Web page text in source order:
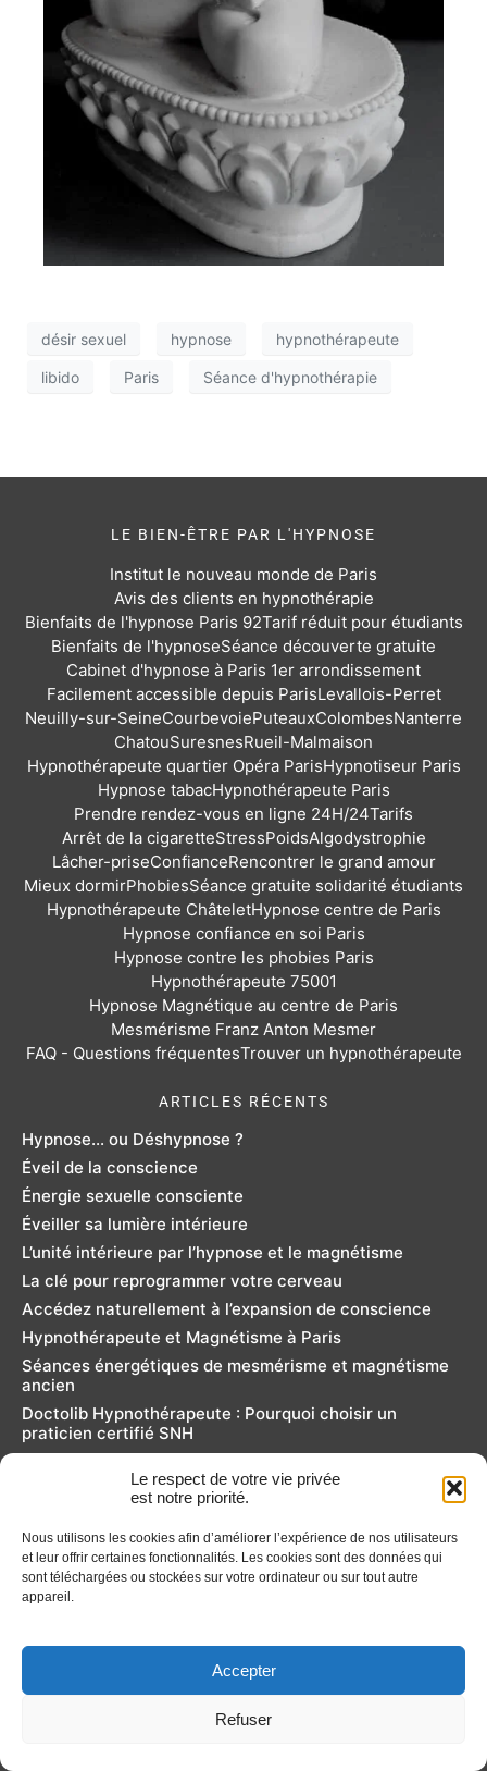
Le respect de votre vie privée
est notre priorité.
Nous utilisons les cookies afin d’améliorer l’expérience de nos utilisateurs
et leur offrir certaines fonctionnalités. Les cookies sont des données qui
sont téléchargées ou stockées sur votre ordinateur ou sur tout autre
appareil.
Accepter
Refuser
désir sexuel hypnose hypnothérapeute
libido Paris Séance d'hypnothérapie
LE BIEN-ÊTRE PAR L'HYPNOSE
Institut le nouveau monde de Paris
Avis des clients en hypnothérapie
Bienfaits de l'hypnose Paris 92Tarif réduit pour étudiants
Bienfaits de l'hypnoseSéance découverte gratuite
Cabinet d'hypnose à Paris 1er arrondissement
Facilement accessible depuis ParisLevallois-Perret
Neuilly-sur-SeineCourbevoiePuteauxColombesNanterre
ChatouSuresnesRueil-Malmaison
Hypnothérapeute quartier Opéra ParisHypnotiseur Paris
Hypnose tabacHypnothérapeute Paris
Prendre rendez-vous en ligne 24H/24Tarifs
Arrêt de la cigaretteStressPoidsAlgodystrophie
Lâcher-priseConfianceRencontrer le grand amour
Mieux dormirPhobiesSéance gratuite solidarité étudiants
Hypnothérapeute ChâteletHypnose centre de Paris
Hypnose confiance en soi Paris
Hypnose contre les phobies Paris
Hypnothérapeute 75001
Hypnose Magnétique au centre de Paris
Mesmérisme Franz Anton Mesmer
FAQ - Questions fréquentesTrouver un hypnothérapeute
ARTICLES RÉCENTS
Hypnose... ou Déshypnose ?
Éveil de la conscience
Énergie sexuelle consciente
Éveiller sa lumière intérieure
L’unité intérieure par l’hypnose et le magnétisme
La clé pour reprogrammer votre cerveau
Accédez naturellement à l’expansion de conscience
Hypnothérapeute et Magnétisme à Paris
Séances énergétiques de mesmérisme et magnétisme
ancien
Doctolib Hypnothérapeute : Pourquoi choisir un
praticien certifié SNH
faire le tri avec l’hypnothérapie Paris
L'Hypnose Magnétique : Un accès à des niveaux de
conscience plus élevés
Comment notre mental façonne nos décisions
Théorie Polyvagale : Une clé de l'hypnose non verbale
Développez votre Intelligence Émotionnelle en Hypnose
Hypnose et Magnétisme
Relaxation au quotidien : Les bienfaits pour votre